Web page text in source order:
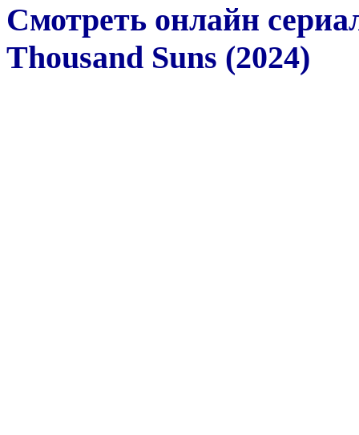
Смотреть онлайн
Thousand Suns (2024)